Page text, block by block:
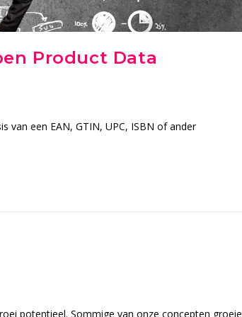
Product Data
van een EAN, GTIN, UPC, ISBN of ander
potentieel. Sommige van onze concepten